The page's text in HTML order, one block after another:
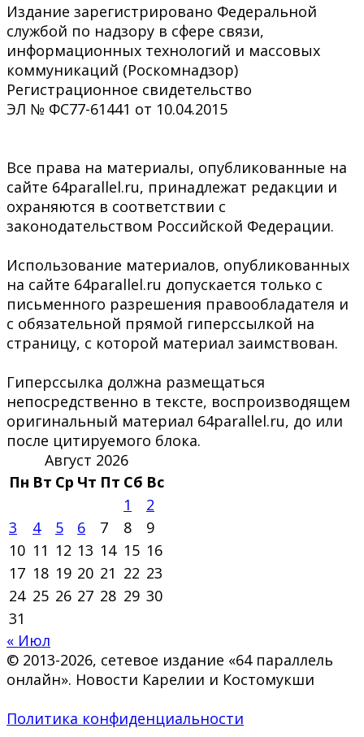
Издание зарегистрировано Федеральной
службой по надзору в сфере связи,
информационных технологий и массовых
коммуникаций (Роскомнадзор)
Регистрационное свидетельство
ЭЛ № ФС77-61441 от 10.04.2015
Все права на материалы, опубликованные на
сайте 64parallel.ru, принадлежат редакции и
охраняются в соответствии с
законодательством Российской Федерации.
Использование материалов, опубликованных
на сайте 64parallel.ru допускается только с
письменного разрешения правообладателя и
с обязательной прямой гиперссылкой на
страницу, с которой материал заимствован.
Гиперссылка должна размещаться
непосредственно в тексте, воспроизводящем
оригинальный материал 64parallel.ru, до или
после цитируемого блока.
Август 2026
Пн Вт Ср Чт Пт Сб Вс
1
2
3
4 5 6 7 8
9
10 11 12 13 14 15 16
17 18 19 20 21 22 23
24 25 26 27 28 29 30
31
« Июл
© 2013-2026, сетевое издание «64 параллель
онлайн». Новости Карелии и Костомукши
Политика конфиденциальности